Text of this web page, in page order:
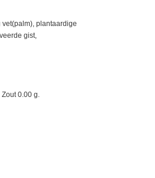
plantaardige
gist,
0.00 g.